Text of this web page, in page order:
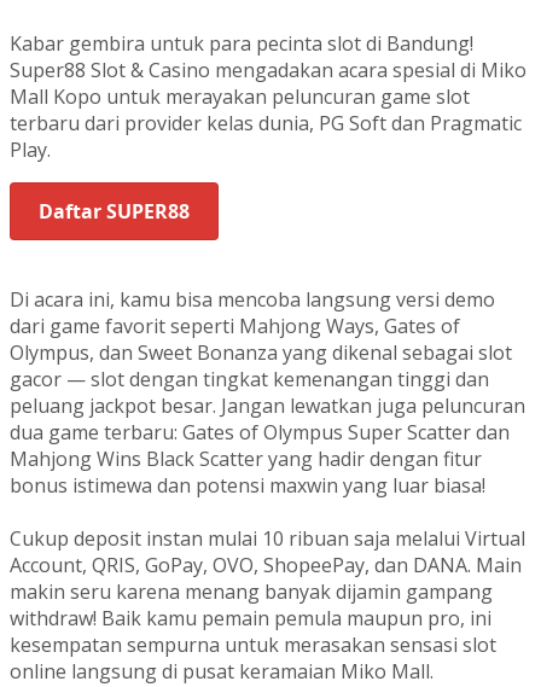
Kabar gembira untuk para pecinta slot di Bandung!
Super88 Slot & Casino mengadakan acara spesial di Miko
Mall Kopo untuk merayakan peluncuran game slot
terbaru dari provider kelas dunia, PG Soft dan Pragmatic
Play.
Daftar SUPER88
Di acara ini, kamu bisa mencoba langsung versi demo
dari game favorit seperti Mahjong Ways, Gates of
Olympus, dan Sweet Bonanza yang dikenal sebagai slot
gacor — slot dengan tingkat kemenangan tinggi dan
peluang jackpot besar. Jangan lewatkan juga peluncuran
dua game terbaru: Gates of Olympus Super Scatter dan
Mahjong Wins Black Scatter yang hadir dengan fitur
bonus istimewa dan potensi maxwin yang luar biasa!
Cukup deposit instan mulai 10 ribuan saja melalui Virtual
Account, QRIS, GoPay, OVO, ShopeePay, dan DANA. Main
makin seru karena menang banyak dijamin gampang
withdraw! Baik kamu pemain pemula maupun pro, ini
kesempatan sempurna untuk merasakan sensasi slot
online langsung di pusat keramaian Miko Mall.